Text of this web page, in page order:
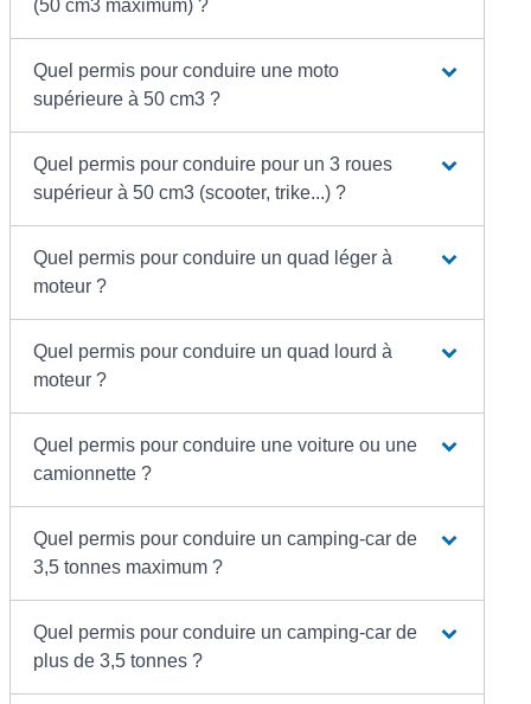
(50 cm3 maximum) ?
Quel permis pour conduire une moto
supérieure à 50 cm3 ?
Quel permis pour conduire pour un 3 roues
supérieur à 50 cm3 (scooter, trike...) ?
Quel permis pour conduire un quad léger à
moteur ?
Quel permis pour conduire un quad lourd à
moteur ?
Quel permis pour conduire une voiture ou une
camionnette ?
Quel permis pour conduire un camping-car de
3,5 tonnes maximum ?
Quel permis pour conduire un camping-car de
plus de 3,5 tonnes ?